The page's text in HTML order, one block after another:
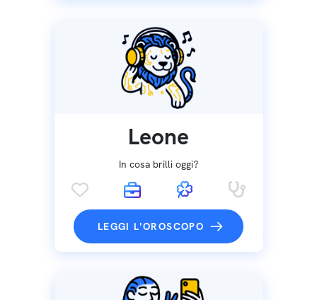
Leone
In cosa brilli oggi?
LEGGI L'OROSCOPO